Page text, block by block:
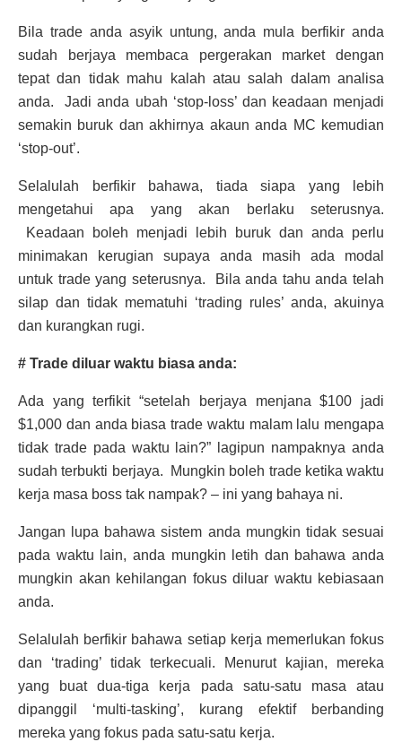
Bila trade anda asyik untung, anda mula berfikir anda
sudah berjaya membaca pergerakan market dengan
tepat dan tidak mahu kalah atau salah dalam analisa
anda. Jadi anda ubah ‘stop-loss’ dan keadaan menjadi
semakin buruk dan akhirnya akaun anda MC kemudian
‘stop-out’.
Selalulah berfikir bahawa, tiada siapa yang lebih
mengetahui apa yang akan berlaku seterusnya.
Keadaan boleh menjadi lebih buruk dan anda perlu
minimakan kerugian supaya anda masih ada modal
untuk trade yang seterusnya. Bila anda tahu anda telah
silap dan tidak mematuhi ‘trading rules’ anda, akuinya
dan kurangkan rugi.
# Trade diluar waktu biasa anda:
Ada yang terfikit “setelah berjaya menjana $100 jadi
$1,000 dan anda biasa trade waktu malam lalu mengapa
tidak trade pada waktu lain?” lagipun nampaknya anda
sudah terbukti berjaya. Mungkin boleh trade ketika waktu
kerja masa boss tak nampak? – ini yang bahaya ni.
Jangan lupa bahawa sistem anda mungkin tidak sesuai
pada waktu lain, anda mungkin letih dan bahawa anda
mungkin akan kehilangan fokus diluar waktu kebiasaan
anda.
Selalulah berfikir bahawa setiap kerja memerlukan fokus
dan ‘trading’ tidak terkecuali. Menurut kajian, mereka
yang buat dua-tiga kerja pada satu-satu masa atau
dipanggil ‘multi-tasking’, kurang efektif berbanding
mereka yang fokus pada satu-satu kerja.